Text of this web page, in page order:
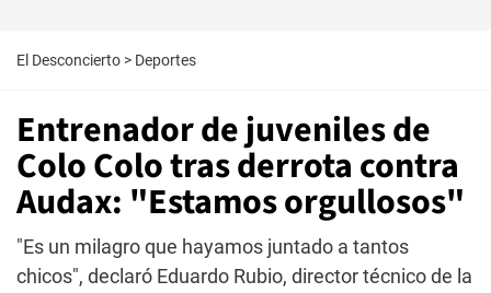
El Desconcierto > Deportes
Entrenador de juveniles de
Colo Colo tras derrota contra
Audax: "Estamos orgullosos"
"Es un milagro que hayamos juntado a tantos
chicos", declaró Eduardo Rubio, director técnico de la